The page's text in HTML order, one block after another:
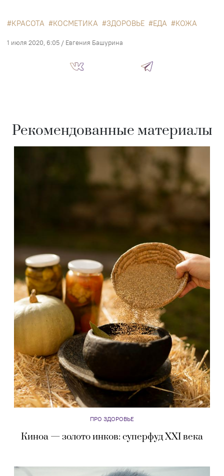
КРАСОТА КОСМЕТИКА ЗДОРОВЬЕ ЕДА КОЖА
1 июля 2020, 6:05 / Евгения Башурина
Рекомендованные материалы
ПРО ЗДОРОВЬЕ
Киноа — золото инков: суперфуд XXI века